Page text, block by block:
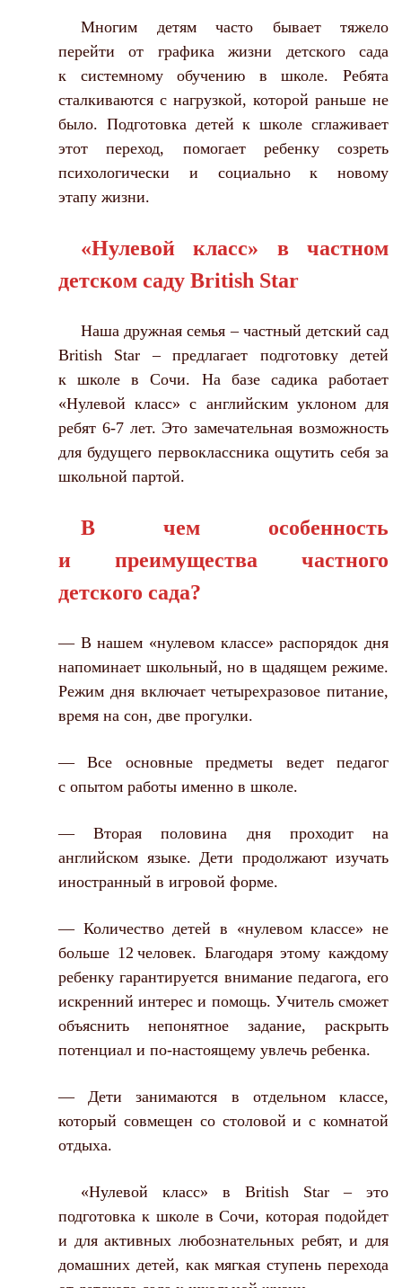
Многим детям часто бывает тяжело
перейти от графика жизни детского сада
к системному обучению в школе. Ребята
сталкиваются с нагрузкой, которой раньше не
было. Подготовка детей к школе сглаживает
этот переход, помогает ребенку созреть
психологически и социально к новому
этапу жизни.
«Нулевой класс» в частном
детском саду British Star
Наша дружная семья – частный детский сад
British Star – предлагает подготовку детей
к школе в Сочи. На базе садика работает
«Нулевой класс» с английским уклоном для
ребят 6-7 лет. Это замечательная возможность
для будущего первоклассника ощутить себя за
школьной партой.
В чем особенность
и преимущества частного
детского сада?
— В нашем «нулевом классе» распорядок дня
напоминает школьный, но в щадящем режиме.
Режим дня включает четырехразовое питание,
время на сон, две прогулки.
— Все основные предметы ведет педагог
с опытом работы именно в школе.
— Вторая половина дня проходит на
английском языке. Дети продолжают изучать
иностранный в игровой форме.
— Количество детей в «нулевом классе» не
больше 12 человек. Благодаря этому каждому
ребенку гарантируется внимание педагога, его
искренний интерес и помощь. Учитель сможет
объяснить непонятное задание, раскрыть
потенциал и по-настоящему увлечь ребенка.
— Дети занимаются в отдельном классе,
который совмещен со столовой и с комнатой
отдыха.
«Нулевой класс» в British Star – это
подготовка к школе в Сочи, которая подойдет
и для активных любознательных ребят, и для
домашних детей, как мягкая ступень перехода